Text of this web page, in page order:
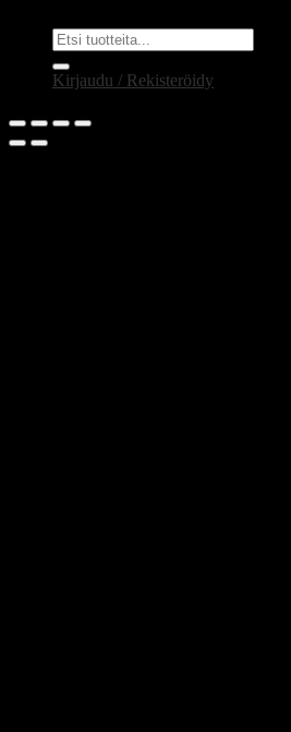
Etsi:
Kirjaudu / Rekisteröidy